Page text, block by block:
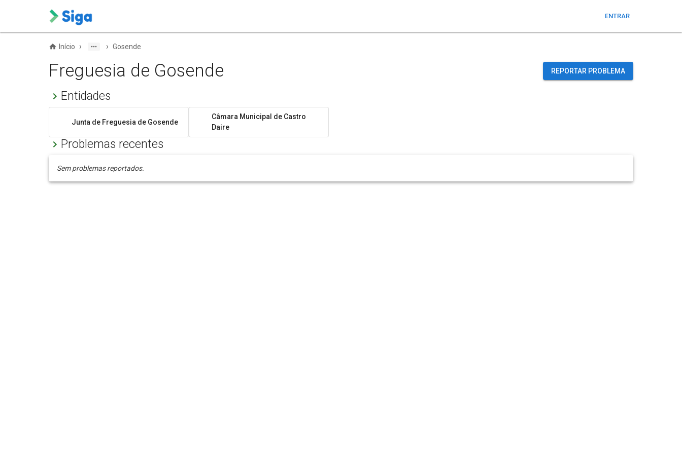
ENTRAR
Início › › Gosende
Freguesia de Gosende REPORTAR PROBLEMA
Entidades
Junta de Freguesia de Gosende
Câmara Municipal de Castro
Daire
Problemas recentes
Sem problemas reportados.